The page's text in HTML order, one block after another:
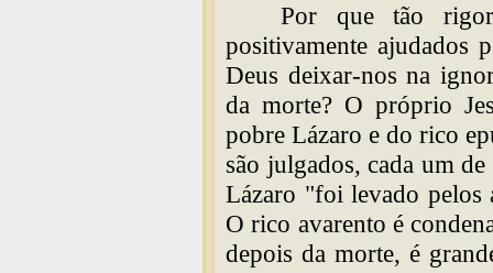
Por que tão
positivamente ajudados
Deus deixar-nos na
da morte? O próprio
pobre Lázaro e do rico
são julgados, cada um
Lázaro "foi levado pelos
O rico avarento é
depois da morte, é